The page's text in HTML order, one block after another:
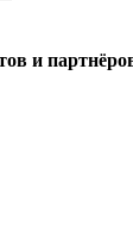
и